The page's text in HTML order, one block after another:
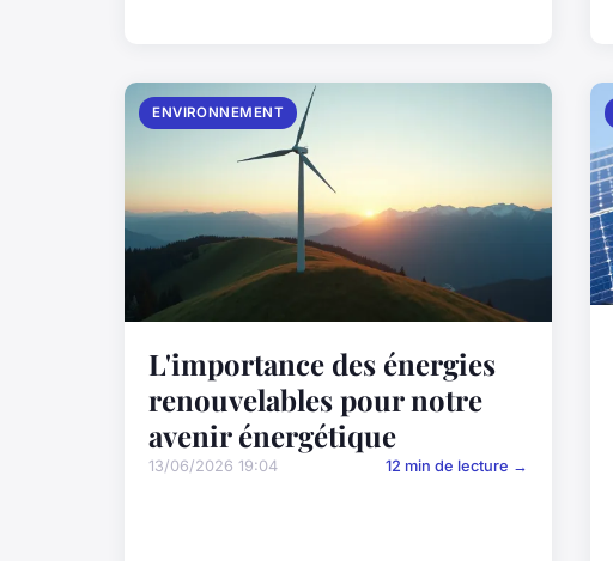
ENVIRONNEMENT
L'importance des énergies
renouvelables pour notre
avenir énergétique
13/06/2026 19:04 12 min de lecture →